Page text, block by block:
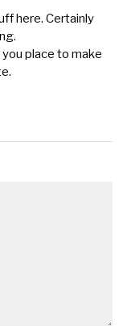
here. Certainly
place to make